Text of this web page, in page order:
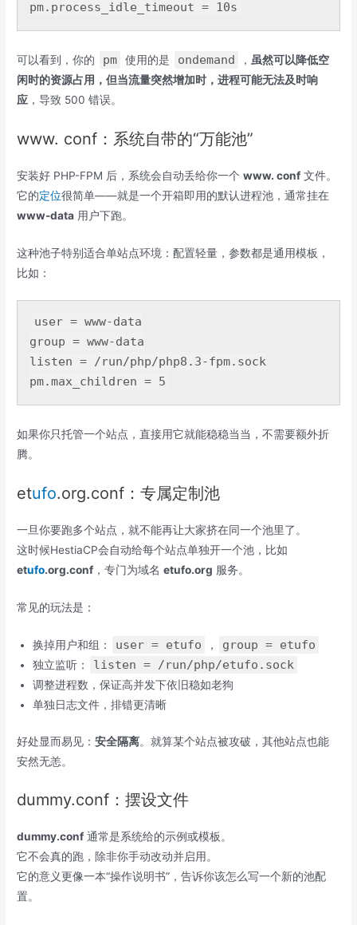
pm.process_idle_timeout = 10s
可以看到，你的 pm 使用的是 ondemand ， 虽然可以降低空
闲时的资源占用，但当流量突然增加时，进程可能无法及时响
应 ，导致 500 错误。
www. conf：系统自带的“万能池”
安装好 PHP-FPM 后，系统会自动丢给你一个www. conf 文件。
它的定位很简单——就是一个开箱即用的默认进程池，通常挂在
www-data 用户下跑。
这种池子特别适合单站点环境：配置轻量，参数都是通用模板，
比如：
user = www-data
group = www-data
listen = /run/php/php8. 3-fpm.sock
pm.max_children = 5
如果你只托管一个站点，直接用它就能稳稳当当，不需要额外折
腾。
etufo.org.conf：专属定制池
一旦你要跑多个站点，就不能再让大家挤在同一个池里了。
这时候HestiaCP会自动给每个站点单独开一个池，比如
etufo.org.conf ，专门为域名etufo.org 服务。
常见的玩法是：
换掉用户和组： user = etufo ， group = etufo
独立监听： listen = /run/php/etufo.sock
调整进程数，保证高并发下依旧稳如老狗
单独日志文件，排错更清晰
好处显而易见：安全隔离。就算某个站点被攻破，其他站点也能
安然无恙。
dummy.conf：摆设文件
dummy.conf 通常是系统给的示例或模板。
它不会真的跑，除非你手动改动并启用。
它的意义更像一本“操作说明书”，告诉你该怎么写一个新的池配
置。